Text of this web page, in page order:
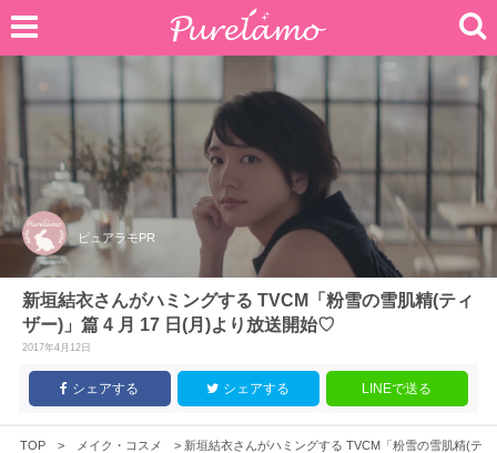
ピュアラモPR
新垣結衣さんがハミングする TVCM「粉雪の雪肌精(ティ
ザー)」篇 4 月 17 日(月)より放送開始♡
2017年4月12日
シェアする シェアする LINEで送る
TOP > メイク・コスメ > 新垣結衣さんがハミングする TVCM「粉雪の雪肌精(テ